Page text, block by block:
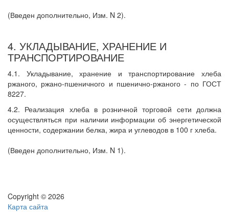
(Введен дополнительно, Изм. N 2).
4. УКЛАДЫВАНИЕ, ХРАНЕНИЕ И
ТРАНСПОРТИРОВАНИЕ
4.1. Укладывание, хранение и транспортирование хлеба
ржаного, ржано-пшеничного и пшенично-ржаного - по ГОСТ
8227.
4.2. Реализация хлеба в розничной торговой сети должна
осуществляться при наличии информации об энергетической
ценности, содержании белка, жира и углеводов в 100 г хлеба.
(Введен дополнительно, Изм. N 1).
Copyright © 2026
Карта сайта